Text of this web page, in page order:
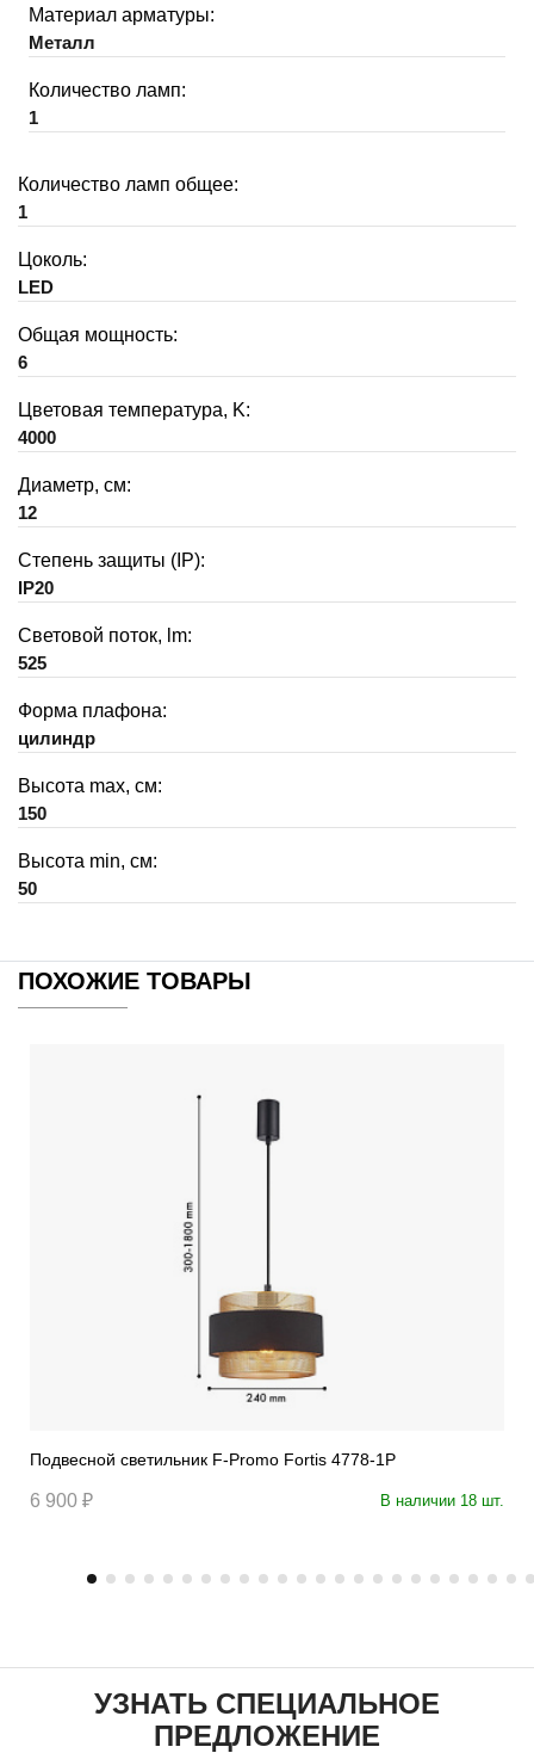
Материал арматуры:
Металл
Количество ламп:
1
Количество ламп общее:
1
Цоколь:
LED
Общая мощность:
6
Цветовая температура, K:
4000
Диаметр, см:
12
Степень защиты (IP):
IP20
Световой поток, lm:
525
Форма плафона:
цилиндр
Высота max, см:
150
Высота min, см:
50
ПОХОЖИЕ ТОВАРЫ
Подвесной светильник F-Promo Fortis 4778-1P
6 900 ₽ В наличии 18 шт.
УЗНАТЬ СПЕЦИАЛЬНОЕ
ПРЕДЛОЖЕНИЕ